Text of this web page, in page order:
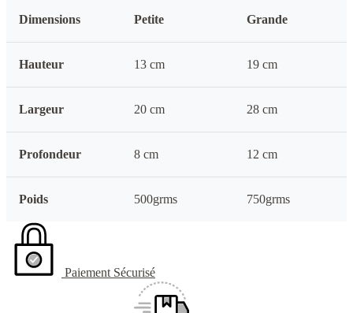
Dimensions Petite Grande
Hauteur 13 cm 19 cm
Largeur 20 cm 28 cm
Profondeur 8 cm 12 cm
Poids 500grms 750grms
Paiement Sécurisé